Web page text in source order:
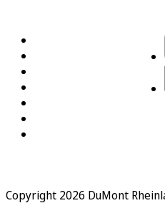
Copyright 2026 DuMont